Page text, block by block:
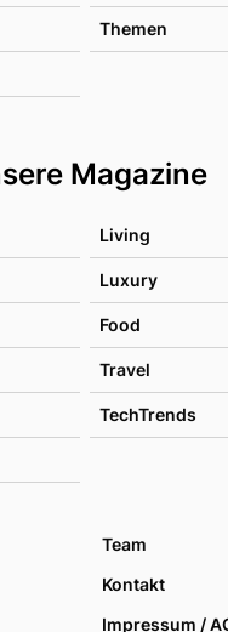
Themen
Magazine
Living
Luxury
Food
Travel
TechTrends
Team
Kontakt
Impressum /